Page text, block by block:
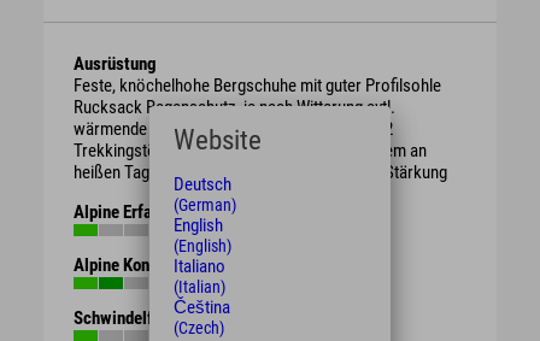
Ausrüstung
Feste, knöchelhohe Bergschuhe mit guter Profilsohle
Rucksack Regenschutz, je nach Witterung evtl.
wärmende Kleidung oder Sonnenschutz ggf. 2
Trekkingstöcke ausreichend Getränke vor allem an
heißen Tagen evtl. Brotzeit / Süßigkeiten zur Stärkung
Alpine Erfahrung
Alpine Kondition
Schwindelfreiheit
Website
Deutsch
(German)
English
(English)
Italiano
(Italian)
Čeština
(Czech)